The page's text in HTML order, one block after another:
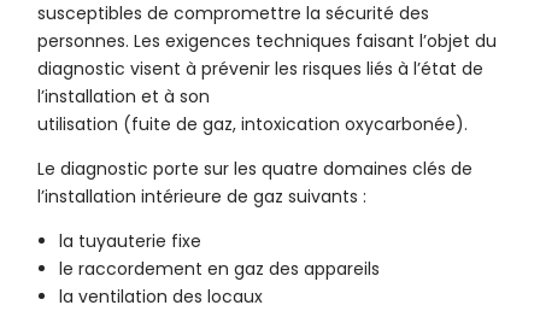
susceptibles de compromettre la sécurité des
personnes. Les exigences techniques faisant l’objet du
diagnostic visent à prévenir les risques liés à l’état de
l’installation et à son
utilisation (fuite de gaz, intoxication oxycarbonée).
Le diagnostic porte sur les quatre domaines clés de
l’installation intérieure de gaz suivants :
la tuyauterie fixe
le raccordement en gaz des appareils
la ventilation des locaux